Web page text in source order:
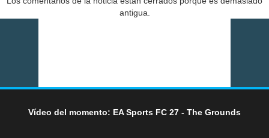
antigua.
Vídeo del momento: EA Sports FC 27 - The Grounds